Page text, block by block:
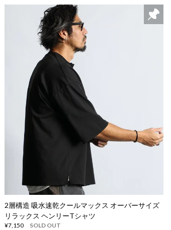
2層構造 吸水速乾クールマックス オーバーサイズ
リラックス ヘンリーTシャツ
¥7,150 SOLD OUT